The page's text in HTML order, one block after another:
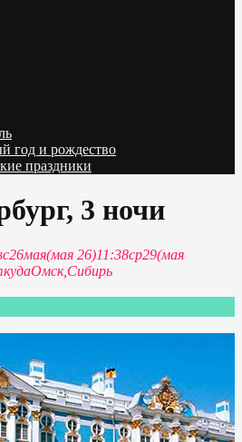
год и рождество
праздники
3 ночи
26мая(мая 26)11:38ср29(мая
Омск, Сибирь